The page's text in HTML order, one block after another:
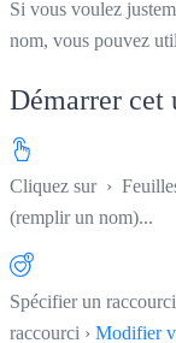
Si vous voulez
nom, vous pouvez
Démarrer
Cliquez sur ›
(remplir un nom)...
Spécifier un
raccourci › Modifier